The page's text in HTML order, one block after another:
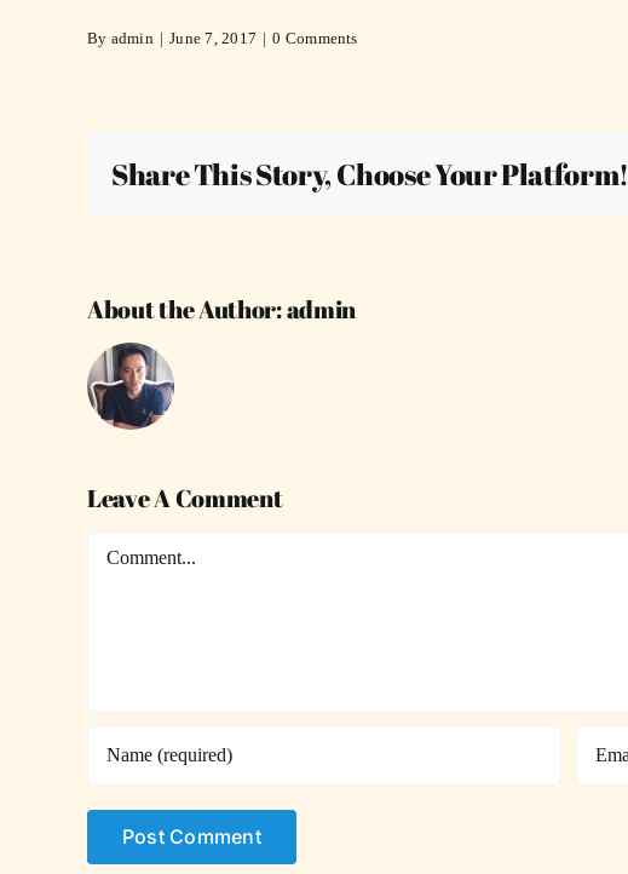
By admin | June 7, 2017 | 0 Comments
Share This Story, Choose Your Platform!
About the Author:admin
Leave A Comment
Comment